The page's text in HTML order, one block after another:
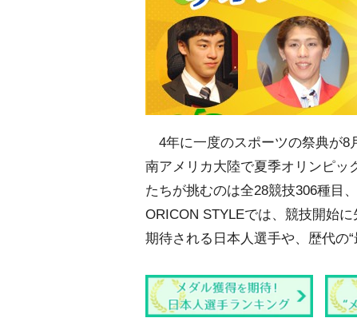
4年に一度のスポーツの祭典が8
南アメリカ大陸で夏季オリンピッ
たちが挑むのは全28競技306種目
ORICON STYLEでは、競技開始
期待される日本人選手や、歴代の